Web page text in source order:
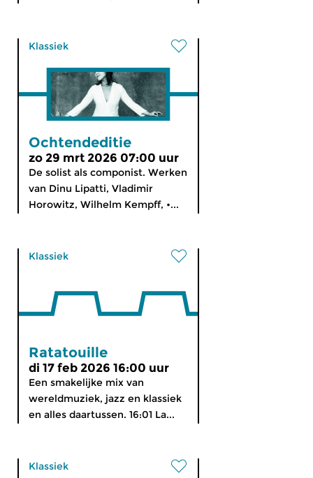
Klassiek
Ochtendeditie
zo 29 mrt 2026 07:00 uur
De solist als componist. Werken
van Dinu Lipatti, Vladimir
Horowitz, Wilhelm Kempff, •...
Klassiek
Ratatouille
di 17 feb 2026 16:00 uur
Een smakelijke mix van
wereldmuziek, jazz en klassiek
en alles daartussen. 16:01 La...
Klassiek